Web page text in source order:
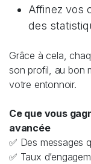
Affinez vos
des
Grâce à cela,
son profil, au bon
votre entonnoir.
Ce que vous
avancée
✅ Des messages
✅ Taux